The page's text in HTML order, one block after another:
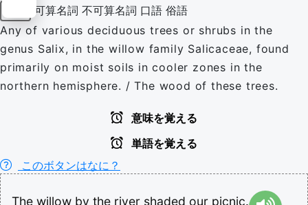
可算名詞 不可算名詞 口語 俗語
Any of various deciduous trees or shrubs in the
genus Salix, in the willow family Salicaceae, found
primarily on moist soils in cooler zones in the
northern hemisphere. / The wood of these trees.
意味を覚える
単語を覚える
このボタンはなに？
The willow by the river shaded our picnic.